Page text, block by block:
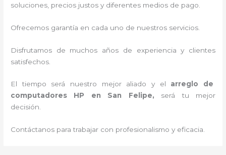
soluciones, precios justos y diferentes medios de pago.
Ofrecemos garantía en cada uno de nuestros servicios.
Disfrutamos de muchos años de experiencia y clientes
satisfechos.
El tiempo será nuestro mejor aliado y el arreglo de
computadores HP en San Felipe, será tu mejor
decisión.
Contáctanos para trabajar con profesionalismo y eficacia.